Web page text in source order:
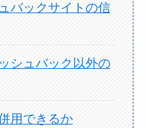
バックサイトの信
シュバック以外の
用できるか